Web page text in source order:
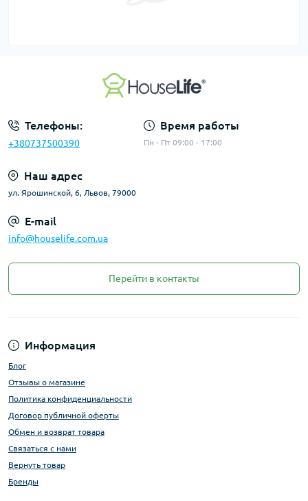
Телефоны:
+380737500390
Время работы
Пн - Пт 09:00 - 17:00
Наш адрес
ул. Ярошинской, 6, Львов, 79000
E-mail
info@houselife.com.ua
Перейти в контакты
Информация
Блог
Отзывы о магазине
Политика конфиденциальности
Договор публичной оферты
Обмен и возврат товара
Связаться с нами
Вернуть товар
Бренды